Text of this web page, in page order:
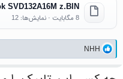
SVD132A16M z.BIN
8 مگابایت · نمایش‌ها: 12
واکنش‌ها:
NHH